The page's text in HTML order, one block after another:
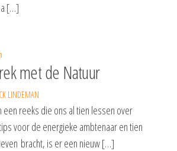
a […]
met de Natuur
LINDEMAN
een reeks die ons al tien lessen over
voor de energieke ambtenaar en tien
bracht, is er een nieuw […]